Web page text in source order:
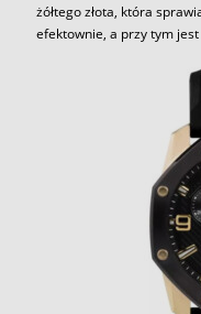
żółtego złota, która
efektownie, a przy tym